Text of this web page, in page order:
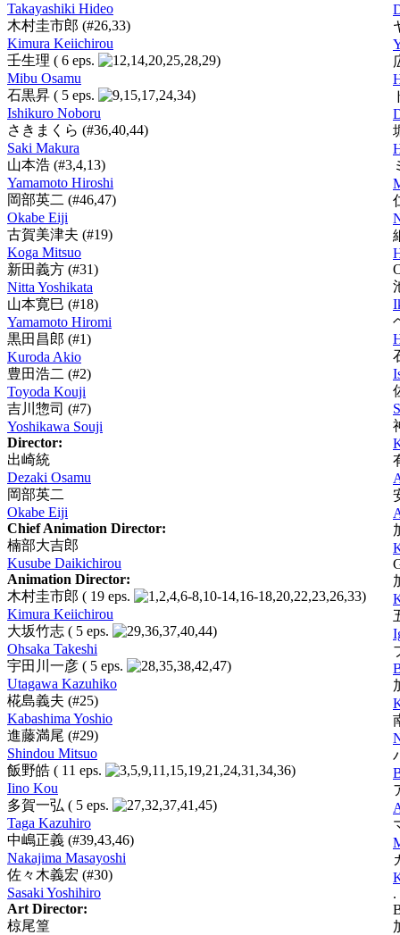
Takayashiki Hideo
木村圭市郎 (#26,33)
Kimura Keiichirou
壬生理 ( 6 eps.
)
Mibu Osamu
石黒昇 ( 5 eps.
)
Ishikuro Noboru
さきまくら (#36,40,44)
Saki Makura
山本浩 (#3,4,13)
Yamamoto Hiroshi
岡部英二 (#46,47)
Okabe Eiji
古賀美津夫 (#19)
Koga Mitsuo
新田義方 (#31)
Nitta Yoshikata
山本寛巳 (#18)
Yamamoto Hiromi
黒田昌郎 (#1)
Kuroda Akio
豊田浩二 (#2)
Toyoda Kouji
吉川惣司 (#7)
Yoshikawa Souji
Director:
出崎統
Dezaki Osamu
岡部英二
Okabe Eiji
Chief Animation Director:
楠部大吉郎
Kusube Daikichirou
Animation Director:
木村圭市郎 ( 19 eps.
)
Kimura Keiichirou
大坂竹志 ( 5 eps.
)
Ohsaka Takeshi
宇田川一彦 ( 5 eps.
)
Utagawa Kazuhiko
椛島義夫 (#25)
Kabashima Yoshio
進藤満尾 (#29)
Shindou Mitsuo
飯野皓 ( 11 eps.
)
Iino Kou
多賀一弘 ( 5 eps.
)
Taga Kazuhiro
中嶋正義 (#39,43,46)
Nakajima Masayoshi
佐々木義宏 (#30)
Sasaki Yoshihiro
Art Director:
椋尾篁
.